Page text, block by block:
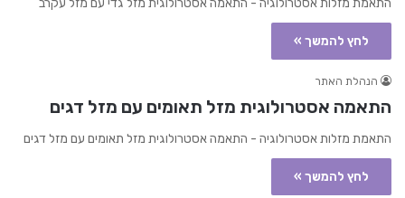
התאמת מזלות אסטרולוגיה - התאמה אסטרולוגית מזל גדי עם מזל עקרב
לחץ להמשך »
הנהלת האתר
התאמה אסטרולוגית מזל תאומים עם מזל דגים
התאמת מזלות אסטרולוגיה - התאמה אסטרולוגית מזל תאומים עם מזל דגים
לחץ להמשך »